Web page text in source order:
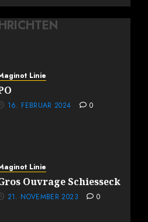
Linie
16. FEBRUAR 2024 0
Linie
Ouvrage Schiesseck
21. NOVEMBER 2023 0